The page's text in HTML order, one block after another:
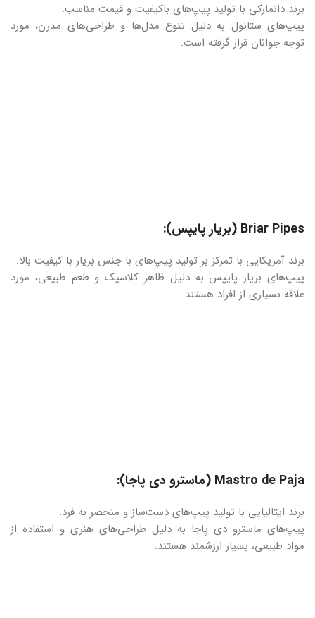
برند دانمارکی با تولید پیپ‌های باکیفیت و قیمت مناسب.
پیپ‌های ستانول به دلیل تنوع مدل‌ها و طراحی‌های مدرن، مورد
توجه جوانان قرار گرفته است.
Briar Pipes (بریار پایپس):
برند آمریکایی با تمرکز بر تولید پیپ‌های با جنس بریار با کیفیت بالا.
پیپ‌های بریار پایپس به دلیل ظاهر کلاسیک و طعم طبیعی، مورد
علاقه بسیاری از افراد هستند.
Mastro de Paja (ماسترو دی پاجا):
برند ایتالیایی با تولید پیپ‌های دست‌ساز و منحصر به فرد.
پیپ‌های ماسترو دی پاجا به دلیل طراحی‌های هنری و استفاده از
مواد طبیعی، بسیار ارزشمند هستند.